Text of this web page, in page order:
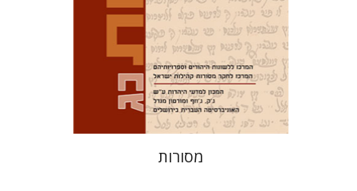
הנחת אתר ספר מודפס
$35
$32
מסורות